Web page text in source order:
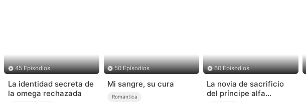
45 Episodios
La identidad secreta de
la omega rechazada
50 Episodios
Mi sangre, su cura
Romántica
60 Episodios
La novia de sacrificio
del príncipe alfa